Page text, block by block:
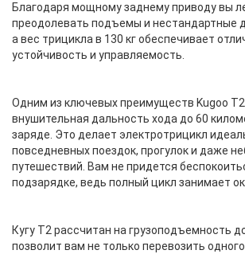
Благодаря мощному заднему приводу вы
преодолевать подъемы и нестандартные
а вес трицикла в 130 кг обеспечивает
устойчивость и управляемость.
Одним из ключевых преимуществ Kugoo
внушительная дальность хода до 60
заряде. Это делает электротрицикл
повседневных поездок, прогулок и даже
путешествий. Вам не придется
подзарядке, ведь полный цикл занимает
Кугу Т2 рассчитан на грузоподъемность
позволит вам не только перевозить